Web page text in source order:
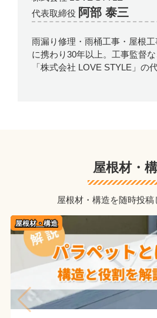
代表取締役 阿部 泰三
雨漏り修理・雨桶工事・屋根
に携わり30年以上。工事監督
「株式会社 LOVE STYLE」の
屋根材・
屋根材・構造を随時投稿
屋根材・構造